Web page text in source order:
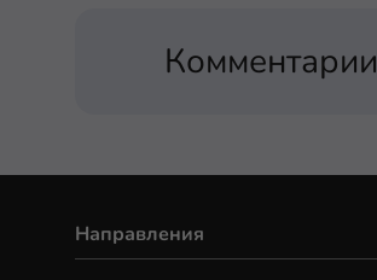
Комментарии
Направления